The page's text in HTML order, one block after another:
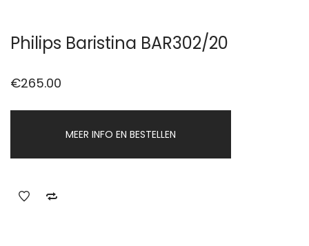
Philips Baristina BAR302/20
€265.00
MEER INFO EN BESTELLEN